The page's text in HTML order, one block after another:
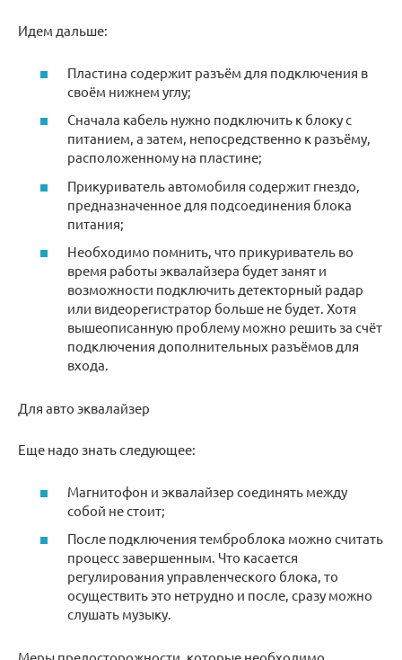
Идем дальше:
Пластина содержит разъём для подключения в
своём нижнем углу;
Сначала кабель нужно подключить к блоку с
питанием, а затем, непосредственно к разъёму,
расположенному на пластине;
Прикуриватель автомобиля содержит гнездо,
предназначенное для подсоединения блока
питания;
Необходимо помнить, что прикуриватель во
время работы эквалайзера будет занят и
возможности подключить детекторный радар
или видеорегистратор больше не будет. Хотя
вышеописанную проблему можно решить за счёт
подключения дополнительных разъёмов для
входа.
Для авто эквалайзер
Еще надо знать следующее:
Магнитофон и эквалайзер соединять между
собой не стоит;
После подключения темброблока можно считать
процесс завершенным. Что касается
регулирования управленческого блока, то
осуществить это нетрудно и после, сразу можно
слушать музыку.